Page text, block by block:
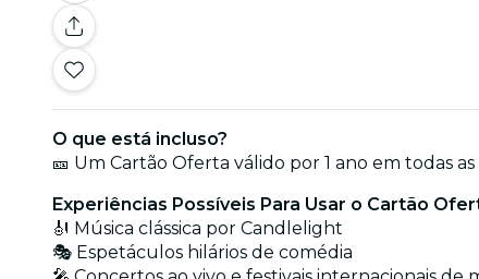
O que está incluso?
🎫 Um Cartão Oferta válido por 1 ano em todas
Experiências Possíveis Para Usar o Cartão
🎻 Música clássica por Candlelight
🎭 Espetáculos hilários de comédia